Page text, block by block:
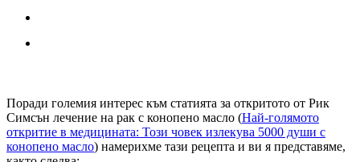
Поради големия интерес към статията за откритото от Рик
Симсън лечение на рак с конопено масло (Най-голямото
откритие в медицината: Този човек излекува 5000 души с
конопено масло) намерихме тази рецепта и ви я представяме,